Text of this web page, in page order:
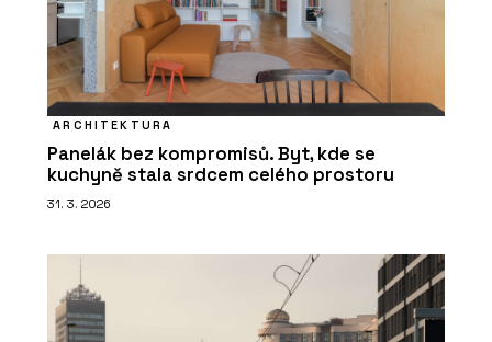
ARCHITEKTURA
Panelák bez kompromisů. Byt, kde se
kuchyně stala srdcem celého prostoru
31. 3. 2026